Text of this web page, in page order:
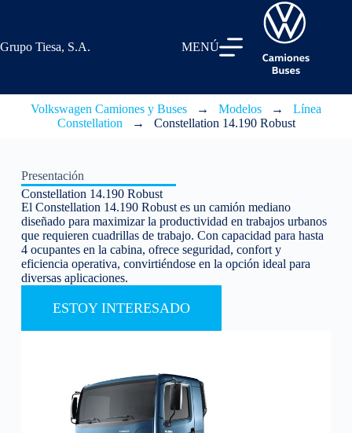
Grupo Tiesa, S.A. MENÚ
Volkswagen Camiones y Buses → Modelos → Línea
Constellation → Constellation 14.190 Robust
Presentación
Constellation 14.190 Robust
El Constellation 14.190 Robustes un camión mediano
diseñado para maximizar la productividad en trabajos urbanos
que requieren cuadrillas de trabajo. Con capacidad para hasta
4 ocupantes en la cabina, ofrece seguridad, confort y
eficiencia operativa, convirtiéndose en la opción ideal para
diversas aplicaciones.
ESTOY INTERESADO